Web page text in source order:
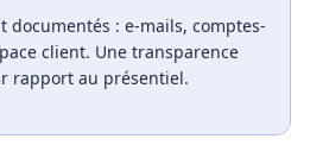
documentés : e-mails, comptes-
client. Une transparence
rapport au présentiel.